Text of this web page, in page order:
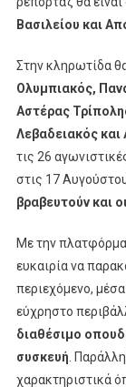
Βασιλείου και
Στην κληρωτίδα
Ολυμπιακός,
Αστέρας
Λεβαδειακός και
τις 26
στις 17
βραβευτούν και
Με την πλατφόρμα
ευκαιρία να
περιεχόμενο,
εύχρηστο
διαθέσιμο
συσκευή .
χαρακτηριστικά